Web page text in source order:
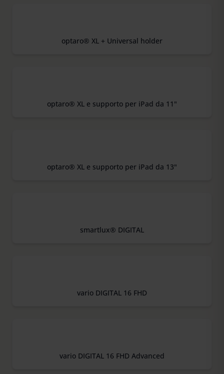
optaro® XL + Universal holder
optaro® XL e supporto per iPad da 11"
optaro® XL e supporto per iPad da 13"
smartlux® DIGITAL
vario DIGITAL 16 FHD
vario DIGITAL 16 FHD Advanced